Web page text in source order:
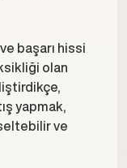
başarı hissi
olan
yapmak,
ve